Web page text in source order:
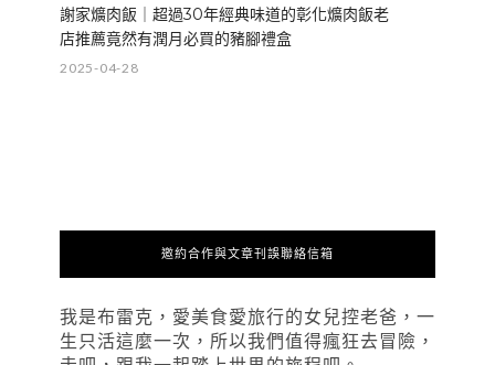
謝家爌肉飯｜超過30年經典味道的彰化爌肉飯老
店推薦竟然有潤月必買的豬腳禮盒
2025-04-28
邀約合作與文章刊誤聯絡信箱
我是布雷克，愛美食愛旅行的女兒控老爸，一
生只活這麼一次，所以我們值得瘋狂去冒險，